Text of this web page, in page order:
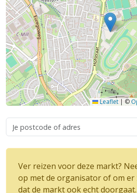
Leaflet |©
Ver reizen voor deze markt?
op met de organisator of om er
dat de markt ook echt